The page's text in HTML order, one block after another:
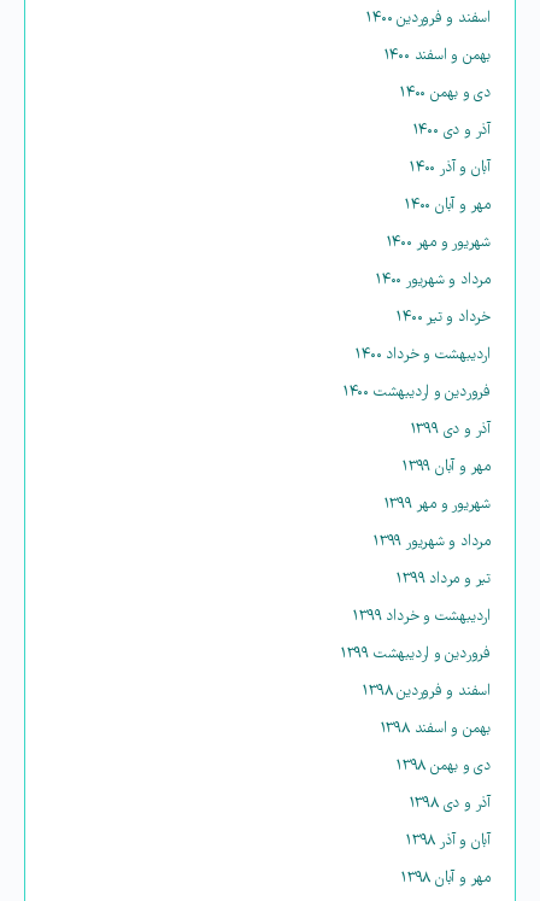
اسفند و فروردین ۱۴۰۰
بهمن و اسفند ۱۴۰۰
دی و بهمن ۱۴۰۰
آذر و دی ۱۴۰۰
آبان و آذر ۱۴۰۰
مهر و آبان ۱۴۰۰
شهریور و مهر ۱۴۰۰
مرداد و شهریور ۱۴۰۰
خرداد و تیر ۱۴۰۰
اردیبهشت و خرداد ۱۴۰۰
فروردین و اردیبهشت ۱۴۰۰
آذر و دی ۱۳۹۹
مهر و آبان ۱۳۹۹
شهریور و مهر ۱۳۹۹
مرداد و شهریور ۱۳۹۹
تیر و مرداد ۱۳۹۹
اردیبهشت و خرداد ۱۳۹۹
فروردین و اردیبهشت ۱۳۹۹
اسفند و فروردین ۱۳۹۸
بهمن و اسفند ۱۳۹۸
دی و بهمن ۱۳۹۸
آذر و دی ۱۳۹۸
آبان و آذر ۱۳۹۸
مهر و آبان ۱۳۹۸